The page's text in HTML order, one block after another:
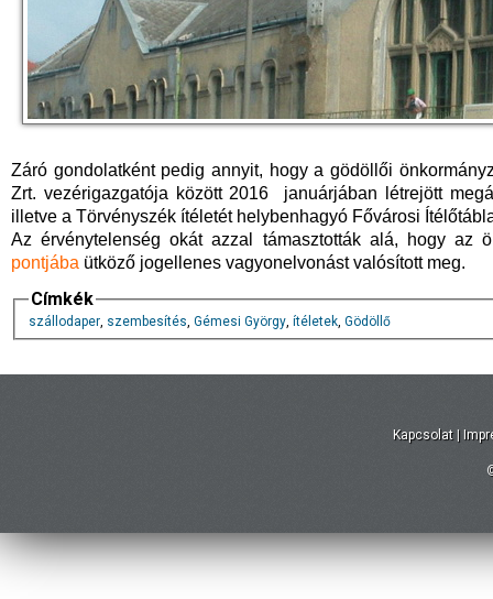
Záró gondolatként pedig annyit, hogy a gödöllői
Zrt. vezérigazgatója között 2016 januárjában létrejött
illetve a Törvényszék ítéletét helybenhagyó Fővárosi
Az érvénytelenség okát azzal támasztották alá, hogy az
pontjába ütköző jogellenes vagyonelvonást valósított meg.
Címkék
szállodaper, szembesítés, Gémesi György, ítéletek, Gödöllő
Kapcsolat |